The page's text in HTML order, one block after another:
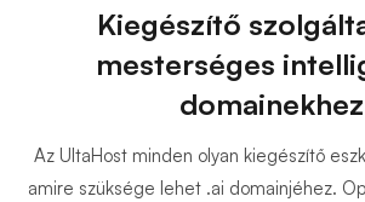
Kiegészítő
mesterséges
domainekhez
Az UltaHost minden olyan kiegészítő
amire szüksége lehet .ai domainjéhez.